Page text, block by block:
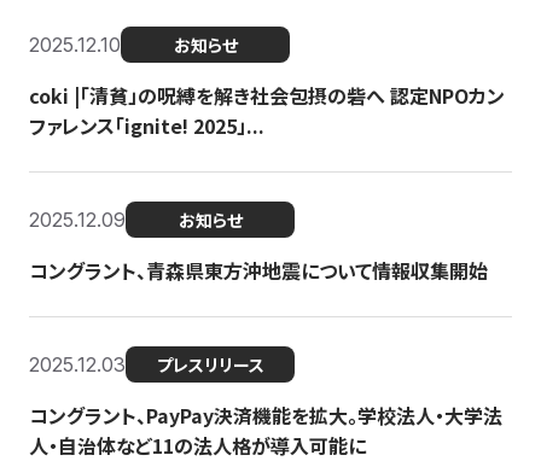
2025.12.10 お知らせ
coki |「清貧」の呪縛を解き社会包摂の砦へ 認定NPOカン
ファレンス「ignite! 2025」...
2025.12.09 お知らせ
コングラント、青森県東方沖地震について情報収集開始
2025.12.03 プレスリリース
コングラント、PayPay決済機能を拡大。学校法人・大学法
人・自治体など11の法人格が導入可能に